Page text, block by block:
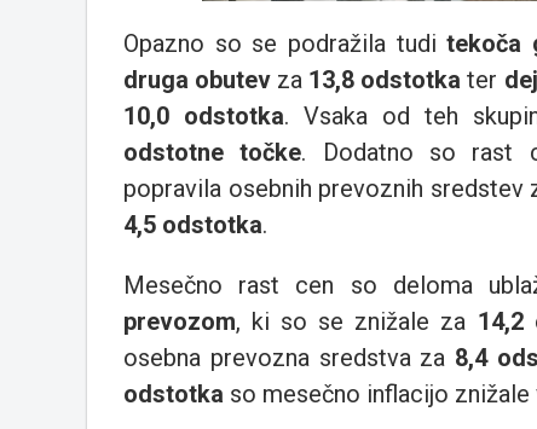
Opazno so se podražila tuditekoča
druga obutev za 13,8 odstotka ter
10,0 odstotka. Vsaka od teh
odstotne točke. Dodatno so rast
popravila osebnih prevoznih sredstev
4,5 odstotka.
Mesečno rast cen so deloma
prevozom, ki so se znižale za 14,2
osebna prevozna sredstva za 8,4
odstotka so mesečno inflacijo znižale